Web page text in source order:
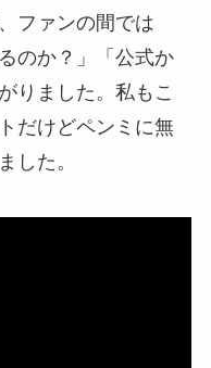
ファンの間では
のか？」「公式か
りました。私もこ
だけどペンミに無
した。